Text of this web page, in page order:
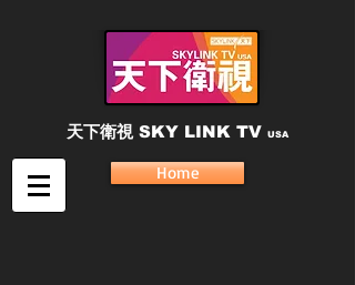
天下衛視 SKY LINK TV USA
Home